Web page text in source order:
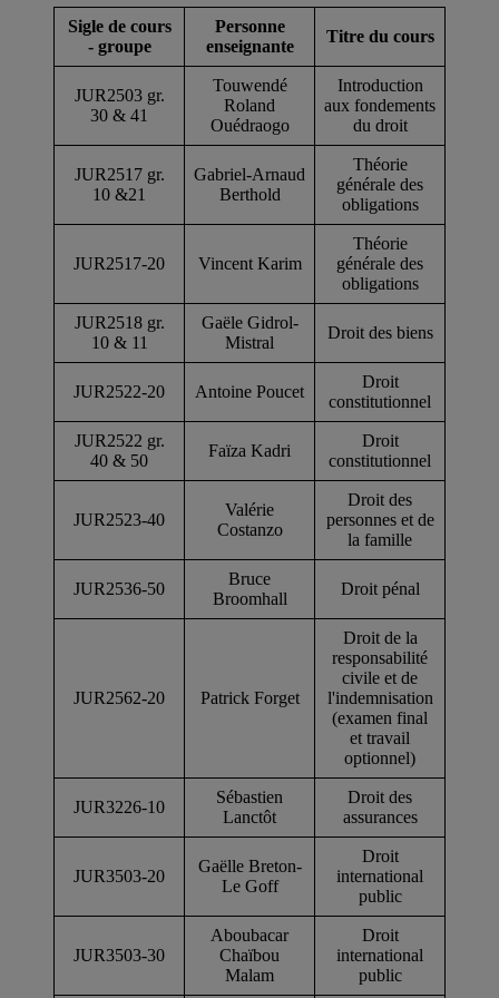
Sigle de cours
- groupe
Personne
enseignante
Titre du cours
JUR2503 gr.
30 & 41
Touwendé
Roland
Ouédraogo
Introduction
aux fondements
du droit
JUR2517 gr.
10 &21
Gabriel-Arnaud
Berthold
Théorie
générale des
obligations
JUR2517-20 Vincent Karim
Théorie
générale des
obligations
JUR2518 gr.
10 & 11
Gaële Gidrol-
Mistral
Droit des biens
JUR2522-20 Antoine Poucet
Droit
constitutionnel
JUR2522 gr.
40 & 50
Faïza Kadri
Droit
constitutionnel
JUR2523-40
Valérie
Costanzo
Droit des
personnes et de
la famille
JUR2536-50
Bruce
Broomhall
Droit pénal
JUR2562-20 Patrick Forget
Droit de la
responsabilité
civile et de
l'indemnisation
(examen final
et travail
optionnel)
JUR3226-10
Sébastien
Lanctôt
Droit des
assurances
JUR3503-20
Gaëlle Breton-
Le Goff
Droit
international
public
JUR3503-30
Aboubacar
Chaïbou
Malam
Droit
international
public